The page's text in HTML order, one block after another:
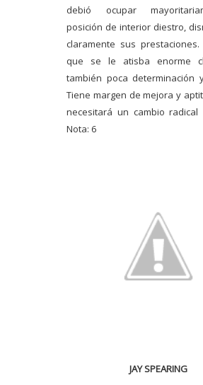
debió ocupar
posición de interior diestro,
claramente sus prestaciones.
que se le atisba enorme
también poca determinación
Tiene margen de mejora y
necesitará un cambio radical
Nota: 6
JAY SPEARING